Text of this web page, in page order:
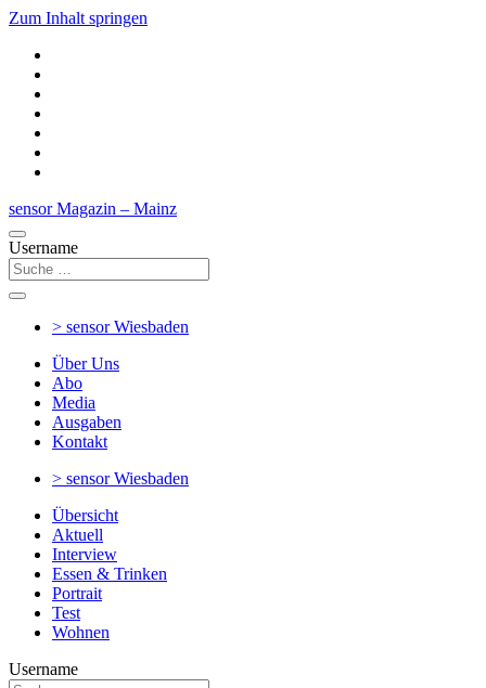
Zum Inhalt springen
sensor Magazin – Mainz
Username
> sensorWiesbaden
Über Uns
Abo
Media
Ausgaben
Kontakt
> sensorWiesbaden
Übersicht
Aktuell
Interview
Essen & Trinken
Portrait
Test
Wohnen
Username